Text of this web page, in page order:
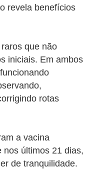
revela benefícios
que não
iniciais. Em ambos
rotas
a vacina
nos últimos 21 dias,
de tranquilidade.